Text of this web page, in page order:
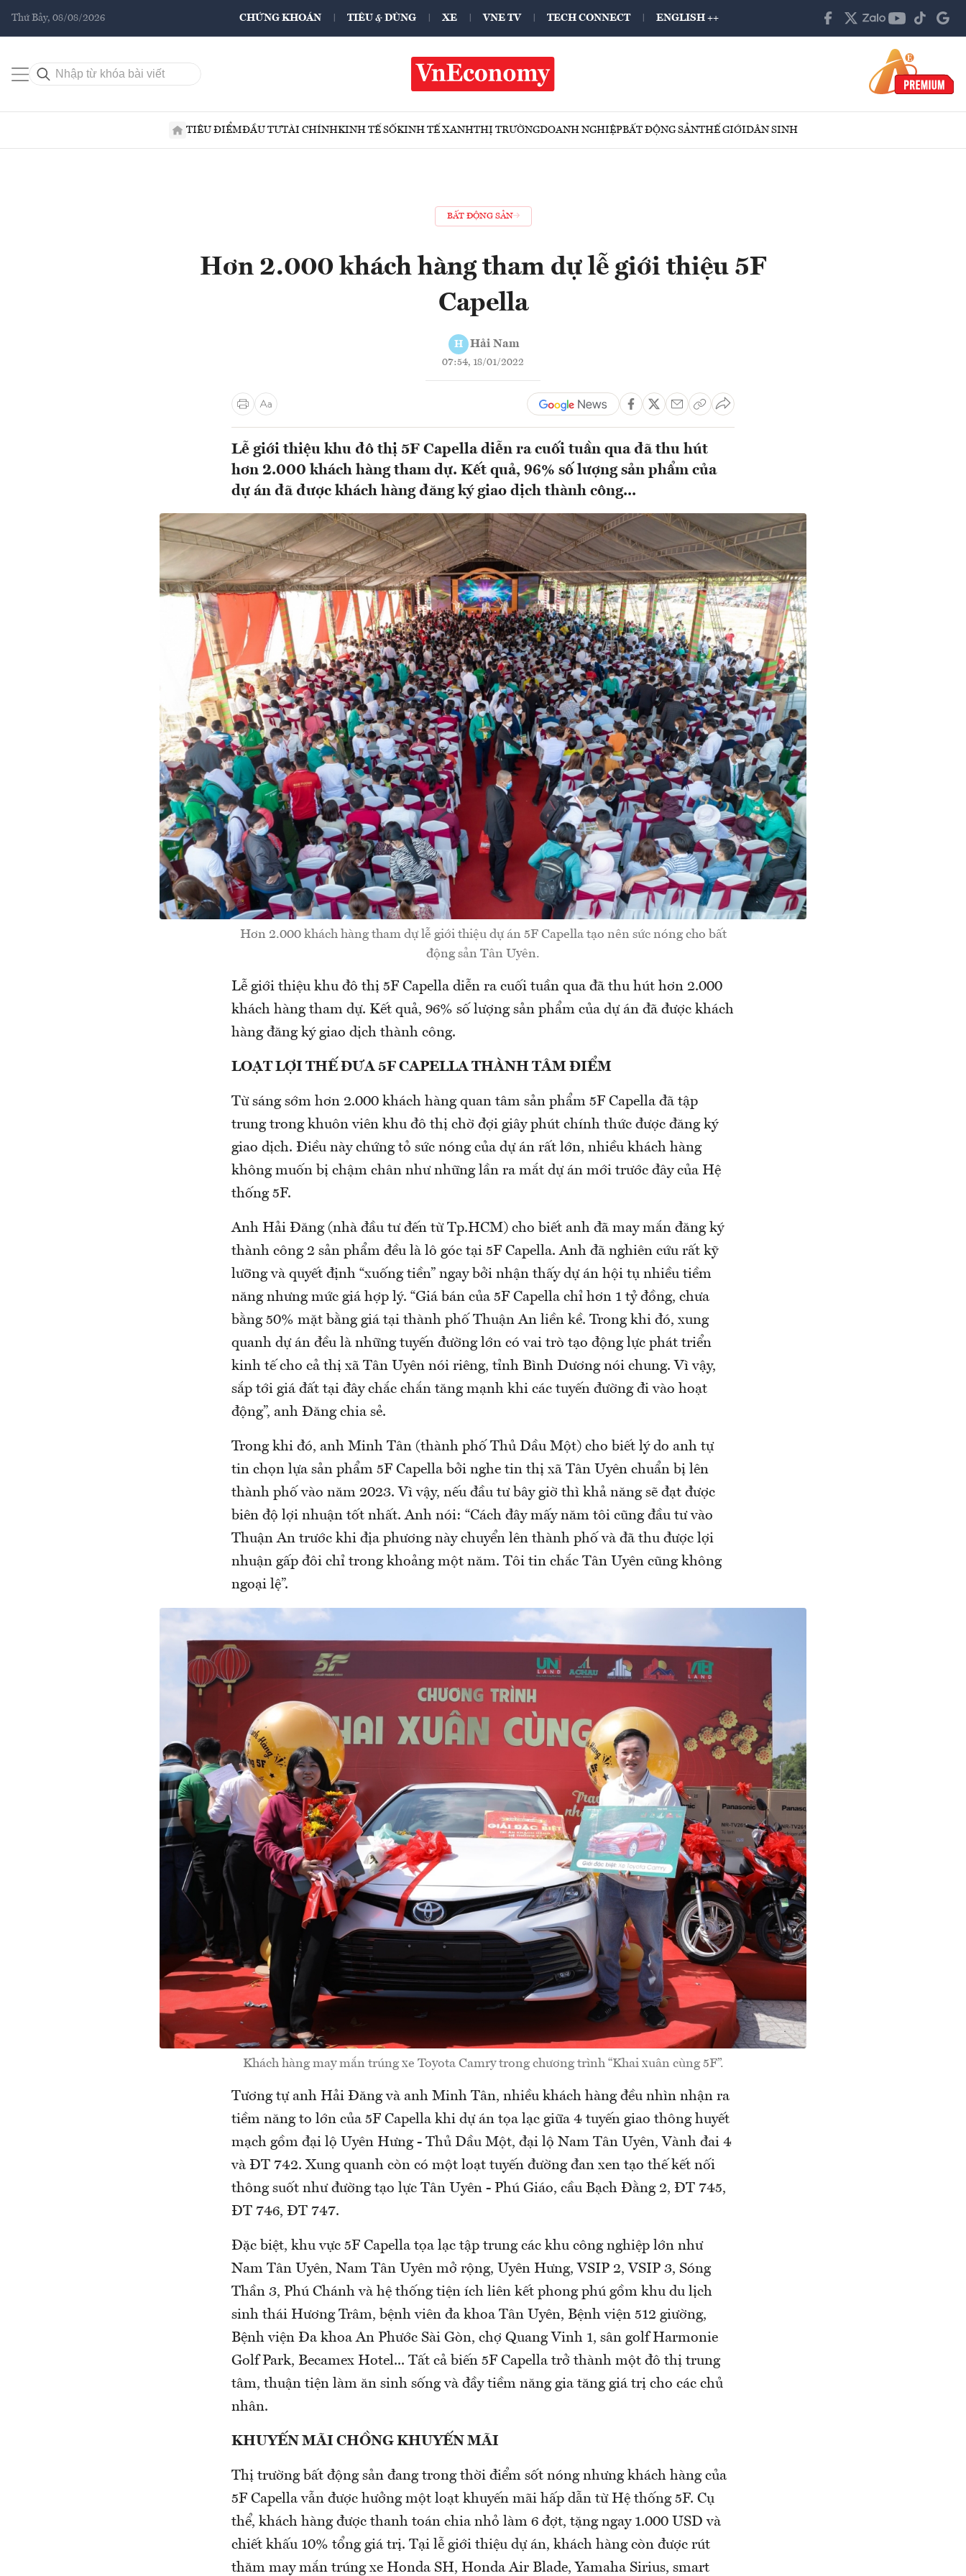
Thứ Bảy, 08/08/2026 CHỨNG KHOÁN TIÊU & DÙNG XE VNE TV TECH CONNECT ENGLISH ++
TIÊU ĐIỂMĐẦU TƯTÀI CHÍNHKINH TẾ SỐKINH TẾ XANHTHỊ TRƯỜNGDOANH NGHIỆPBẤT ĐỘNG SẢNTHẾ GIỚIDÂN SINH
BẤT ĐỘNG SẢN
Hơn 2.000 khách hàng tham dự lễ giới thiệu 5F
Capella
H Hải Nam
07:54, 18/01/2022
Lễ giới thiệu khu đô thị 5F Capella diễn ra cuối tuần qua đã thu hút
hơn 2.000 khách hàng tham dự. Kết quả, 96% số lượng sản phẩm của
dự án đã được khách hàng đăng ký giao dịch thành công...
Hơn 2.000 khách hàng tham dự lễ giới thiệu dự án 5F Capella tạo nên sức nóng cho bất
động sản Tân Uyên.
Lễ giới thiệu khu đô thị 5F Capella diễn ra cuối tuần qua đã thu hút hơn 2.000
khách hàng tham dự. Kết quả, 96% số lượng sản phẩm của dự án đã được khách
hàng đăng ký giao dịch thành công.
LOẠT LỢI THẾ ĐƯA 5F CAPELLA THÀNH TÂM ĐIỂM
Từ sáng sớm hơn 2.000 khách hàng quan tâm sản phẩm 5F Capella đã tập
trung trong khuôn viên khu đô thị chờ đợi giây phút chính thức được đăng ký
giao dịch. Điều này chứng tỏ sức nóng của dự án rất lớn, nhiều khách hàng
không muốn bị chậm chân như những lần ra mắt dự án mới trước đây của Hệ
thống 5F.
Anh Hải Đăng (nhà đầu tư đến từ Tp.HCM) cho biết anh đã may mắn đăng ký
thành công 2 sản phẩm đều là lô góc tại 5F Capella. Anh đã nghiên cứu rất kỹ
lưỡng và quyết định “xuống tiền” ngay bởi nhận thấy dự án hội tụ nhiều tiềm
năng nhưng mức giá hợp lý. “Giá bán của 5F Capella chỉ hơn 1 tỷ đồng, chưa
bằng 50% mặt bằng giá tại thành phố Thuận An liền kề. Trong khi đó, xung
quanh dự án đều là những tuyến đường lớn có vai trò tạo động lực phát triển
kinh tế cho cả thị xã Tân Uyên nói riêng, tỉnh Bình Dương nói chung. Vì vậy,
sắp tới giá đất tại đây chắc chắn tăng mạnh khi các tuyến đường đi vào hoạt
động”, anh Đăng chia sẻ.
Trong khi đó, anh Minh Tân (thành phố Thủ Dầu Một) cho biết lý do anh tự
tin chọn lựa sản phẩm 5F Capella bởi nghe tin thị xã Tân Uyên chuẩn bị lên
thành phố vào năm 2023. Vì vậy, nếu đầu tư bây giờ thì khả năng sẽ đạt được
biên độ lợi nhuận tốt nhất. Anh nói: “Cách đây mấy năm tôi cũng đầu tư vào
Thuận An trước khi địa phương này chuyển lên thành phố và đã thu được lợi
nhuận gấp đôi chỉ trong khoảng một năm. Tôi tin chắc Tân Uyên cũng không
ngoại lệ”.
Khách hàng may mắn trúng xe Toyota Camry trong chương trình “Khai xuân cùng 5F”.
Tương tự anh Hải Đăng và anh Minh Tân, nhiều khách hàng đều nhìn nhận ra
tiềm năng to lớn của 5F Capella khi dự án tọa lạc giữa 4 tuyến giao thông huyết
mạch gồm đại lộ Uyên Hưng - Thủ Dầu Một, đại lộ Nam Tân Uyên, Vành đai 4
và ĐT 742. Xung quanh còn có một loạt tuyến đường đan xen tạo thế kết nối
thông suốt như đường tạo lực Tân Uyên - Phú Giáo, cầu Bạch Đằng 2, ĐT 745,
ĐT 746, ĐT 747.
Đặc biệt, khu vực 5F Capella tọa lạc tập trung các khu công nghiệp lớn như
Nam Tân Uyên, Nam Tân Uyên mở rộng, Uyên Hưng, VSIP 2, VSIP 3, Sóng
Thần 3, Phú Chánh và hệ thống tiện ích liên kết phong phú gồm khu du lịch
sinh thái Hương Trâm, bệnh viên đa khoa Tân Uyên, Bệnh viện 512 giường,
Bệnh viện Đa khoa An Phước Sài Gòn, chợ Quang Vinh 1, sân golf Harmonie
Golf Park, Becamex Hotel... Tất cả biến 5F Capella trở thành một đô thị trung
tâm, thuận tiện làm ăn sinh sống và đầy tiềm năng gia tăng giá trị cho các chủ
nhân.
KHUYẾN MÃI CHỒNG KHUYẾN MÃI
Thị trường bất động sản đang trong thời điểm sốt nóng nhưng khách hàng của
5F Capella vẫn được hưởng một loạt khuyến mãi hấp dẫn từ Hệ thống 5F. Cụ
thể, khách hàng được thanh toán chia nhỏ làm 6 đợt, tặng ngay 1.000 USD và
chiết khấu 10% tổng giá trị. Tại lễ giới thiệu dự án, khách hàng còn được rút
thăm may mắn trúng xe Honda SH, Honda Air Blade, Yamaha Sirius, smart